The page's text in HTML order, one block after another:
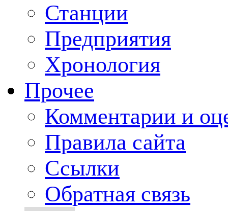
Станции
Предприятия
Хронология
Прочее
Комментарии и
Правила сайта
Ссылки
Обратная связь